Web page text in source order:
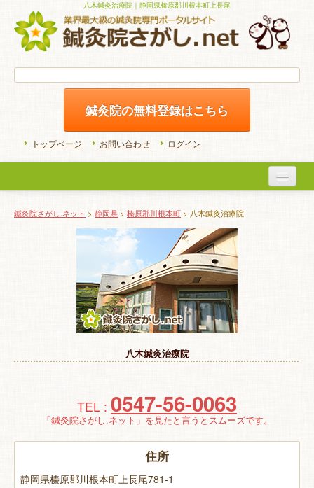
八木鍼灸治療院｜静岡県榛原郡川根本町上長尾
鍼灸院の無料登録はこちら
トップページ お問い合わせ ログイン
初めての方へ
よくある質問
ホームケア
特 集
お悩み解決！
鍼灸院さがし.ネット > 静岡県 > 榛原郡川根本町 > 八木鍼灸治療院
八木鍼灸治療院
TEL : 0547-56-0063
「鍼灸院さがし.ネット」を見たと言うとスムーズです。
住所
静岡県榛原郡川根本町上長尾781-1